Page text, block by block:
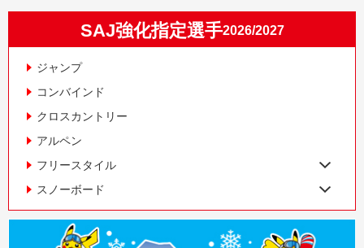
SAJ強化指定選手2026/2027
ジャンプ
コンバインド
クロスカントリー
アルペン
フリースタイル
スノーボード